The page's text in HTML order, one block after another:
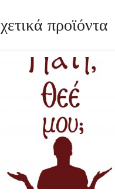
προϊόντα